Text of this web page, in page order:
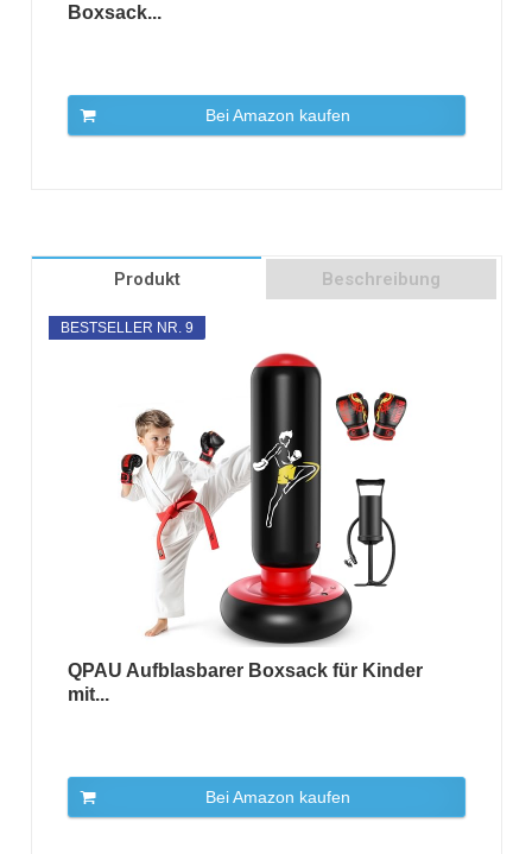
Boxsack...
Bei Amazon kaufen
Produkt Beschreibung
BESTSELLER NR. 9
QPAU Aufblasbarer Boxsack für Kinder
mit...
Bei Amazon kaufen